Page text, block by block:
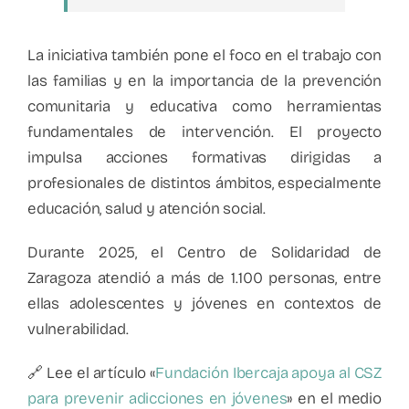
La iniciativa también pone el foco en el trabajo con
las familias y en la importancia de la prevención
comunitaria y educativa como herramientas
fundamentales de intervención. El proyecto
impulsa acciones formativas dirigidas a
profesionales de distintos ámbitos, especialmente
educación, salud y atención social.
Durante 2025, el Centro de Solidaridad de
Zaragoza atendió a más de 1.100 personas, entre
ellas adolescentes y jóvenes en contextos de
vulnerabilidad.
🔗 Lee el artículo «Fun­da­ción Iber­caja apoya al CSZ
para pre­ve­nir adic­cio­nes en jóve­nes» en el medio